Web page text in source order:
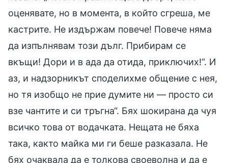
оценявате, но в момента, в който сгреша, ме
кастрите. Не издържам повече! Повече няма
да изпълнявам този дълг. Прибирам се
вкъщи! Дори и в ада да отида, приключих!“. И
аз, и надзорникът споделихме общение с нея,
но тя изобщо не прие думите ни — просто си
взе чантите и си тръгна“. Бях шокирана да чуя
всичко това от водачката. Нещата не бяха
така, както майка ми ги беше разказала. Не
бях очаквала да е толкова своеволна и да е